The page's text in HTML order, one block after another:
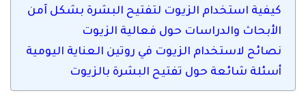
كيفية استخدام الزيوت لتفتيح البشرة بشكل آمن
الأبحاث والدراسات حول فعالية الزيوت
نصائح لاستخدام الزيوت في روتين العناية اليومية
أسئلة شائعة حول تفتيح البشرة بالزيوت